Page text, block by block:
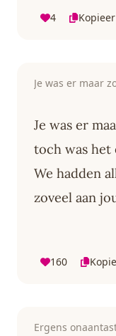
4 Kopieer
Je was er maar
Je was er
toch was het
We hadden
zoveel aan
160
Ergens